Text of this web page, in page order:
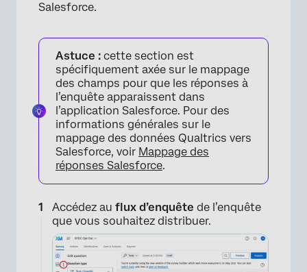
Salesforce.
Astuce : cette section est
spécifiquement axée sur le mappage
des champs pour que les réponses à
l’enquête apparaissent dans
l’application Salesforce. Pour des
informations générales sur le
mappage des données Qualtrics vers
Salesforce, voir Mappage des
réponses Salesforce.
Accédez au flux d’enquête de l’enquête
que vous souhaitez distribuer.